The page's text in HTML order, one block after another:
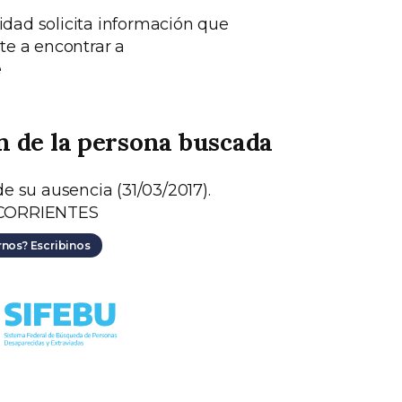
solicita información que
a encontrar a
la persona buscada
su ausencia (31/03/2017).
Escribinos